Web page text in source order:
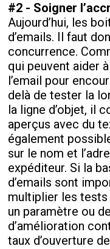
#2 - Soigner
Aujourd’hui, les
d’emails. Il faut
concurrence.
qui peuvent aider
l’email pour
delà de tester la
la ligne d’objet, il
aperçus avec du
également
sur le nom et
expéditeur. Si la
d’emails sont
multiplier les tests
un paramètre ou
d’amélioration
taux d’ouverture